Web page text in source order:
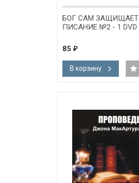
БОГ САМ ЗАЩИЩАЕТ
ПИСАНИЕ №2 - 1 DVD
85 ₽
В корзину